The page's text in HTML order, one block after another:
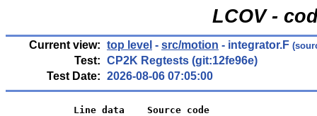
LCOV -
Current view: top level - src/motion - integrator.F
Test: CP2K Regtests (git:12fe96e)
Test Date: 2026-08-06 07:05:00
            Line data    Source code